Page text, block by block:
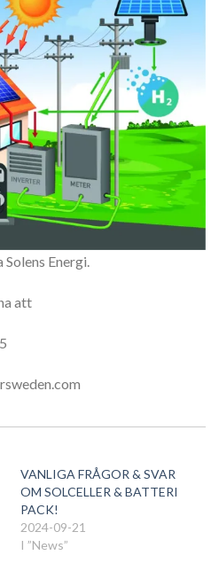
Solens Energi.
att
VANLIGA FRÅGOR & SVAR
OM SOLCELLER & BATTERI
PACK!
2024-09-21
I ”News”